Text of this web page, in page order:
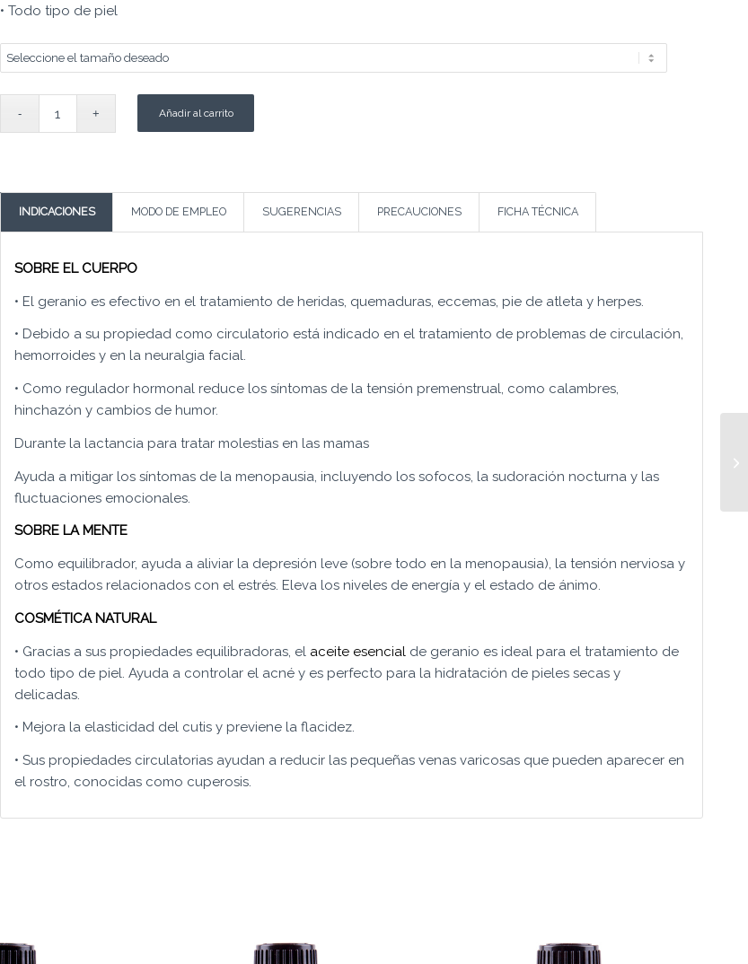
• Todo tipo de piel
Añadir al carrito
INDICACIONES MODO DE EMPLEO SUGERENCIAS PRECAUCIONES FICHA TÉCNICA
SOBRE EL CUERPO
• El geranio es efectivo en el tratamiento de heridas, quemaduras, eccemas, pie de atleta y herpes.
• Debido a su propiedad como circulatorio está indicado en el tratamiento de problemas de circulación,
hemorroides y en la neuralgia facial.
• Como regulador hormonal reduce los síntomas de la tensión premenstrual, como calambres,
hinchazón y cambios de humor.
Durante la lactancia para tratar molestias en las mamas
Ayuda a mitigar los síntomas de la menopausia, incluyendo los sofocos, la sudoración nocturna y las
fluctuaciones emocionales.
SOBRE LA MENTE
Como equilibrador, ayuda a aliviar la depresión leve (sobre todo en la menopausia), la tensión nerviosa y
otros estados relacionados con el estrés. Eleva los niveles de energía y el estado de ánimo.
COSMÉTICA NATURAL
• Gracias a sus propiedades equilibradoras, el aceite esencial de geranio es ideal para el tratamiento de
todo tipo de piel. Ayuda a controlar el acné y es perfecto para la hidratación de pieles secas y
delicadas.
• Mejora la elasticidad del cutis y previene la flacidez.
• Sus propiedades circulatorias ayudan a reducir las pequeñas venas varicosas que pueden aparecer en
el rostro, conocidas como cuperosis.